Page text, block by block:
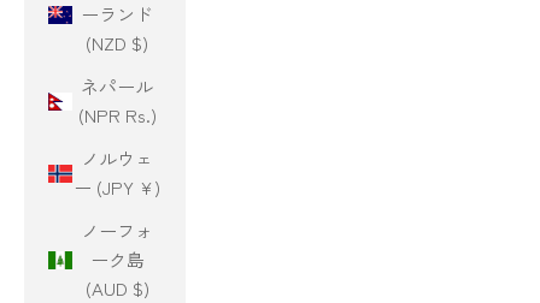
ーランド
(NZD $)
ネパール
(NPR Rs.)
ノルウェ
ー (JPY ¥)
ノーフォ
ーク島
(AUD $)